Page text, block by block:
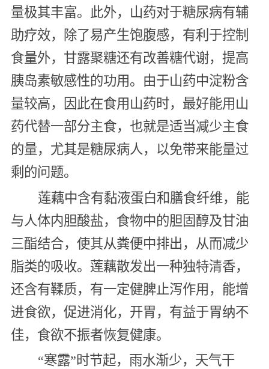
量极其丰富。此外，山药对于糖尿病有辅
助疗效，除了易产生饱腹感，有利于控制
食量外，甘露聚糖还有改善糖代谢，提高
胰岛素敏感性的功用。由于山药中淀粉含
量较高，因此在食用山药时，最好能用山
药代替一部分主食，也就是适当减少主食
的量，尤其是糖尿病人，以免带来能量过
剩的问题。
莲藕中含有黏液蛋白和膳食纤维，能
与人体内胆酸盐，食物中的胆固醇及甘油
三酯结合，使其从粪便中排出，从而减少
脂类的吸收。莲藕散发出一种独特清香，
还含有鞣质，有一定健脾止泻作用，能增
进食欲，促进消化，开胃，有益于胃纳不
佳，食欲不振者恢复健康。
“寒露”时节起，雨水渐少，天气干